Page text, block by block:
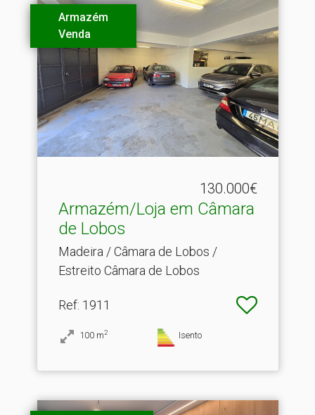
Armazém
Venda
130.000€
Armazém/Loja em Câmara
de Lobos
Madeira / Câmara de Lobos /
Estreito Câmara de Lobos
Ref: 1911
100 m2 Isento